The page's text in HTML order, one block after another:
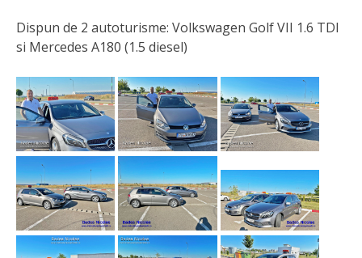
Dispun de 2 autoturisme: Volkswagen Golf VII 1.6 TDI
si Mercedes A180 (1.5 diesel)